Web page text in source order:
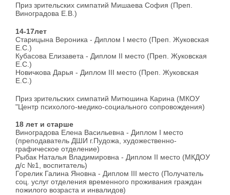
Приз зрительских симпатий Мишаева София (Преп.
Виноградова Е.В.)
14-17лет
Старицына Вероника - Диплом I место (Преп. Жуковская
Е.С.)
Кубасова Елизавета - Диплом II место (Преп. Жуковская
Е.С.)
Новичкова Дарья - Диплом III место (Преп. Жуковская
Е.С.)
Приз зрительских симпатий Митюшина Карина (МКОУ
"Центр психолого-медико-социального сопровождения)
18 лет и старше
Виноградова Елена Васильевна - Диплом I место
(преподаватель ДШИ г.Пудожа, художественно-
графическое отделение)
Рыбак Наталья Владимировна - Диплом II место (МКДОУ
д/с №1, воспитатель)
Горелик Галина Яновна - Диплом III место (Получатель
соц. услуг отделения временного проживания граждан
пожилого возраста и инвалидов)